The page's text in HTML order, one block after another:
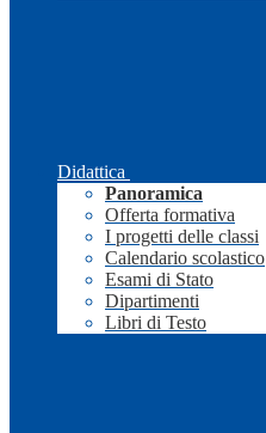
Didattica
Panoramica
Offerta formativa
I progetti delle classi
Calendario scolastico
Esami di Stato
Dipartimenti
Libri di Testo